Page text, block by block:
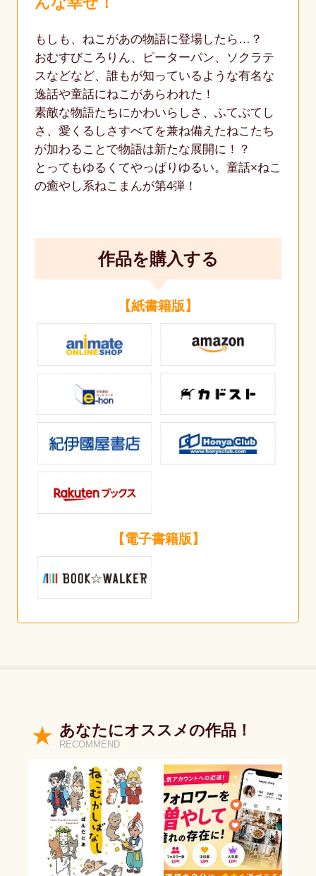
もしも、ねこがあの物語に登場したら…？
おむすびころりん、ピーターパン、ソクラテ
スなどなど、誰もが知っているような有名な
逸話や童話にねこがあらわれた！
素敵な物語たちにかわいらしさ、ふてぶてし
さ、愛くるしさすべてを兼ね備えたねこたち
が加わることで物語は新たな展開に！？
とってもゆるくてやっぱりゆるい。童話×ねこ
の癒やし系ねこまんが第4弾！
作品を購入する
【紙書籍版】
【電子書籍版】
あなたにオススメの作品！
RECOMMEND